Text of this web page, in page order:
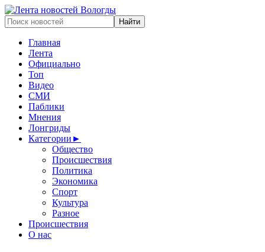
Главная
Лента
Официально
Топ
Видео
СМИ
Паблики
Мнения
Лонгриды
Категории ►
Общество
Происшествия
Политика
Экономика
Спорт
Культура
Разное
Происшествия
О нас